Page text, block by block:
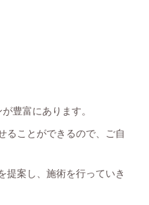
豊富にあります。
ることができるので、ご自
提案し、施術を行っていき